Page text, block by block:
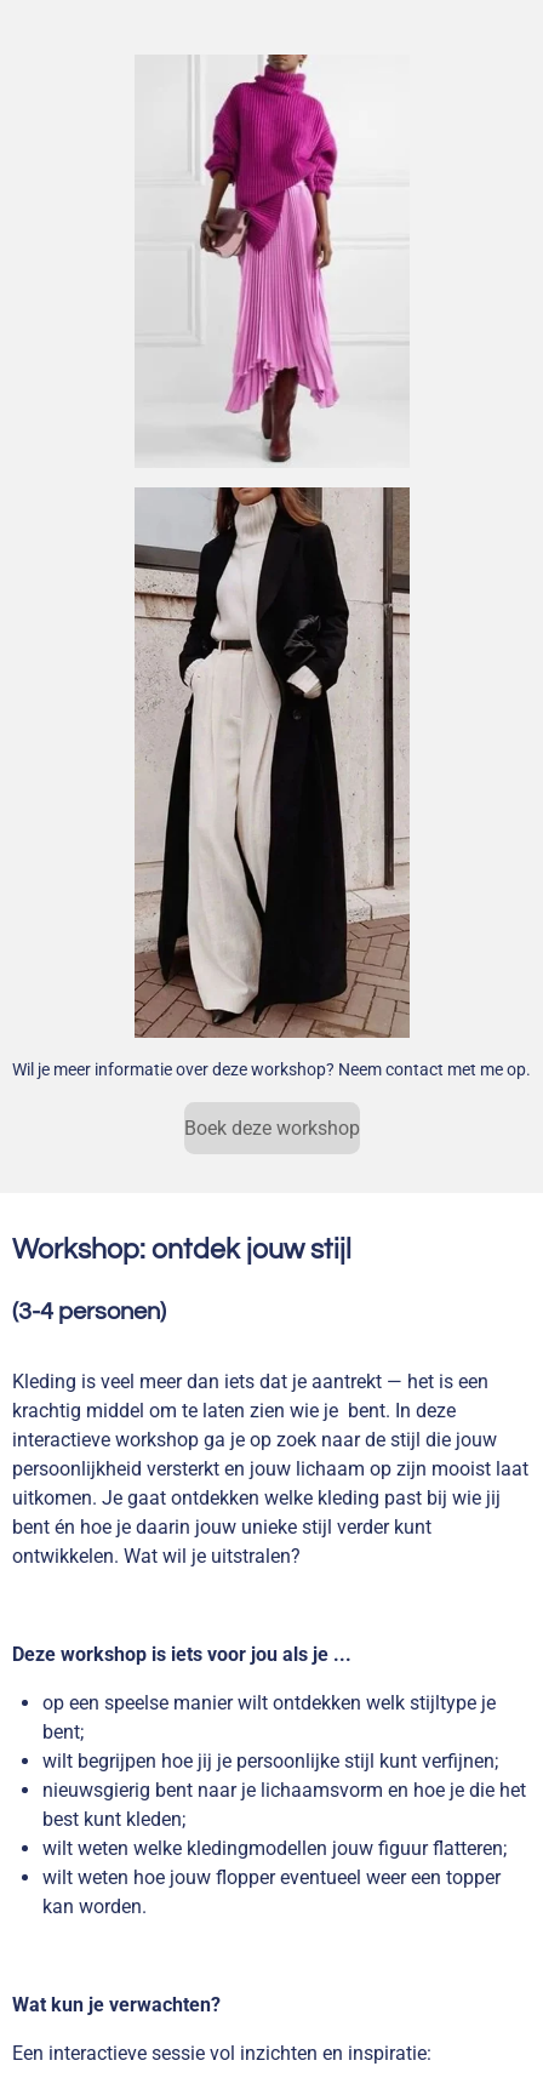
Wil je meer informatie over deze workshop? Neem contact met me op.
Boek deze workshop
Workshop: ontdek jouw stijl
(3-4 personen)
Kleding is veel meer dan iets dat je aantrekt — het is een
krachtig middel om te laten zien wie je bent. In deze
interactieve workshop ga je op zoek naar de stijl die jouw
persoonlijkheid versterkt en jouw lichaam op zijn mooist laat
uitkomen. Je gaat ontdekken welke kleding past bij wie jij
bent én hoe je daarin jouw unieke stijl verder kunt
ontwikkelen. Wat wil je uitstralen?
Deze workshop is iets voor jou als je ...
op een speelse manier wilt ontdekken welk stijltype je
bent;
wilt begrijpen hoe jij je persoonlijke stijl kunt verfijnen;
nieuwsgierig bent naar je lichaamsvorm en hoe je die het
best kunt kleden;
wilt weten welke kledingmodellen jouw figuur flatteren;
wilt weten hoe jouw flopper eventueel weer een topper
kan worden.
Wat kun je verwachten?
Een interactieve sessie vol inzichten en inspiratie: